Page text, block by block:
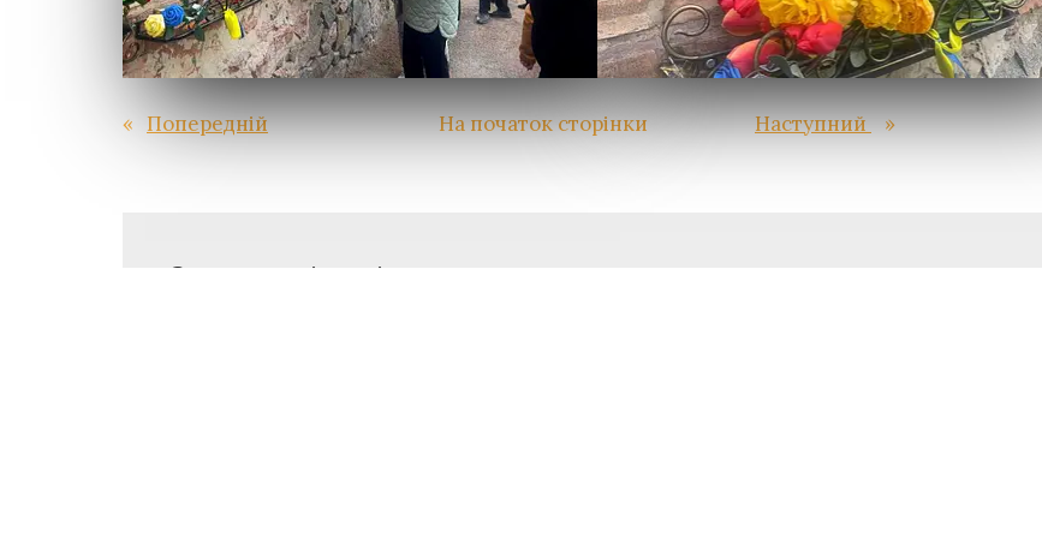
« Попередній На початок сторінки Наступний »
Залишити відповідь